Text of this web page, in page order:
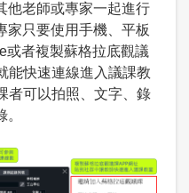
他老師或專家一起進行
家只要使用手機、平板
或者複製蘇格拉底觀議
能快速連線進入議課教
者可以拍照、文字、錄